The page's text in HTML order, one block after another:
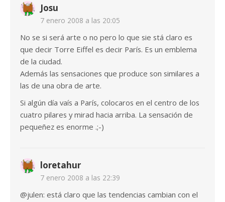
Josu
7 enero 2008 a las 20:05
No se si será arte o no pero lo que sie stá claro es
que decir Torre Eiffel es decir París. Es un emblema
de la ciudad.
Además las sensaciones que produce son similares a
las de una obra de arte.
Si algún día vaís a París, colocaros en el centro de los
cuatro pilares y mirad hacia arriba. La sensación de
pequeñez es enorme .;-)
loretahur
7 enero 2008 a las 22:39
@julen: está claro que las tendencias cambian con el